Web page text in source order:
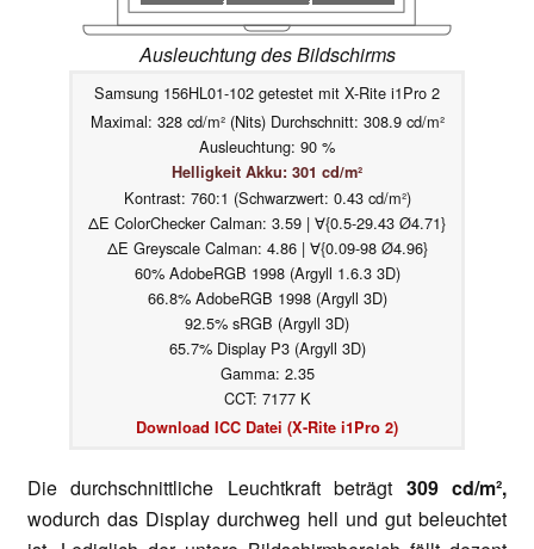
Ausleuchtung des Bildschirms
Samsung 156HL01-102 getestet mit X-Rite i1Pro 2
Maximal: 328 cd/m² (Nits) Durchschnitt: 308.9 cd/m²
Ausleuchtung: 90 %
Helligkeit Akku: 301 cd/m²
Kontrast: 760:1 (Schwarzwert: 0.43 cd/m²)
ΔE ColorChecker Calman: 3.59 | ∀{0.5-29.43 Ø4.71}
ΔE Greyscale Calman: 4.86 | ∀{0.09-98 Ø4.96}
60% AdobeRGB 1998 (Argyll 1.6.3 3D)
66.8% AdobeRGB 1998 (Argyll 3D)
92.5% sRGB (Argyll 3D)
65.7% Display P3 (Argyll 3D)
Gamma: 2.35
CCT: 7177 K
Download ICC Datei (X-Rite i1Pro 2)
Die durchschnittliche Leuchtkraft beträgt 309 cd/m²,
wodurch das Display durchweg hell und gut beleuchtet